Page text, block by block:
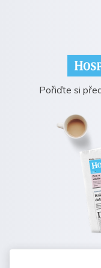
Pořiďte si